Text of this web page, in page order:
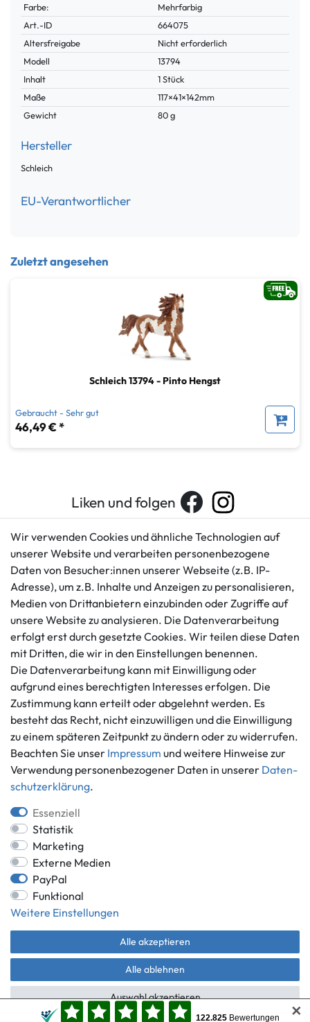
Farbe:
Mehrfarbig
Technisches
Merkmal
Wert
Art.-ID
664075
Altersfreigabe
Nicht erforderlich
Modell
13794
Inhalt
1 Stück
Maße
117×41×142mm
Gewicht
80 g
Hersteller
Schleich
EU-Verantwortlicher
Zuletzt angesehen
Schleich 13794 - Pinto Hengst
Gebraucht - Sehr gut
46,49 € *
Liken und folgen
Kundenservice
+49 421 596586
Mo. - Fr. 9 - 16 Uhr
info@gameworld.de
Kontaktformular
Rechtliches
AGB
Impressum
Datenschutzerklärung
Barrierefreiheitserklärung
Widerrufs­recht
Vertrag widerrufen
Informationen
Ankauf
Über uns
Häufig gestellte Fragen
Zahlung und Versand
Batterieentsorgung
Zahlungsmöglichkeiten
*Alle Preise inkl. gesetzlicher MwSt.,
** gilt für Lieferungen innerhalb Deutschlands, Lieferzeiten für andere
Länder entnehmen Sie bitte der Schaltfläche mit den
Versandinformationen.
© Game World 2026 | Alle Rechte vorbehalten.
Wir verwenden Cookies und ähnliche Technologien auf
unserer Website und verarbeiten personenbezogene
Daten von Besucher:innen unserer Webseite (z.B. IP-
Adresse), um z.B. Inhalte und Anzeigen zu personalisieren,
Medien von Drittanbietern einzubinden oder Zugriffe auf
unsere Website zu analysieren. Die Datenverarbeitung
erfolgt erst durch gesetzte Cookies. Wir teilen diese Daten
mit Dritten, die wir in den Einstellungen benennen.
Die Datenverarbeitung kann mit Einwilligung oder
aufgrund eines berechtigten Interesses erfolgen. Die
Zustimmung kann erteilt oder abgelehnt werden. Es
besteht das Recht, nicht einzuwilligen und die Einwilligung
zu einem späteren Zeitpunkt zu ändern oder zu widerrufen.
Beachten Sie unser Impressum und weitere Hinweise zur
Verwendung personenbezogener Daten in unserer Daten­
schutz­erklärung.
Essenziell
Statistik
Marketing
Externe Medien
PayPal
Funktional
Weitere Einstellungen
Alle akzeptieren
Alle ablehnen
Auswahl akzeptieren
✕